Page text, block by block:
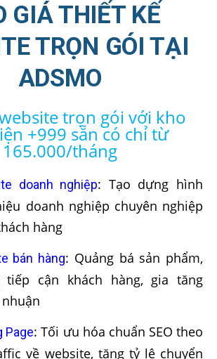
GIÁ THIẾT KẾ
TRỌN GÓI TẠI
ADSMO
trọn gói với kho
+999 sẵn có chỉ từ
165.000/tháng
doanh nghiệp: Tạo dựng hình
doanh nghiệp chuyên nghiệp
hàng
bán hàng: Quảng bá sản phẩm,
tiếp cận khách hàng, gia tăng
Page: Tối ưu hóa chuẩn SEO theo
về website, tăng tỷ lệ chuyển